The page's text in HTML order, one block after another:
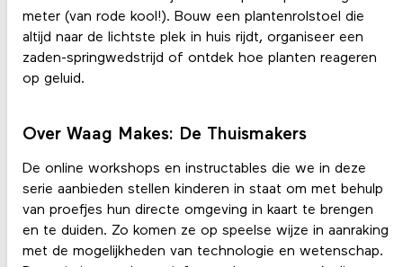
meter (van rode kool!). Bouw een plantenrolstoel die
altijd naar de lichtste plek in huis rijdt, organiseer een
zaden-springwedstrijd of ontdek hoe planten reageren
op geluid.
Over Waag Makes: De Thuismakers
De online workshops en instructables die we in deze
serie aanbieden stellen kinderen in staat om met behulp
van proefjes hun directe omgeving in kaart te brengen
en te duiden. Zo komen ze op speelse wijze in aanraking
met de mogelijkheden van technologie en wetenschap.